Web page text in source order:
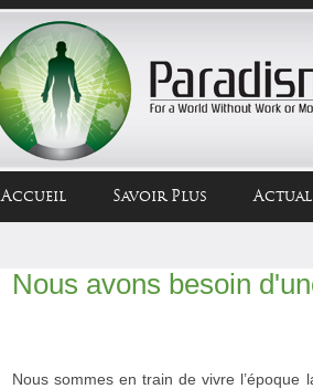
Accueil Savoir Plus
Nous avons besoin
Nous sommes en train de vivre l’époque